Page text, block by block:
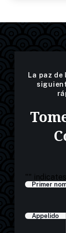
La paz de
""
Primer
Appelido